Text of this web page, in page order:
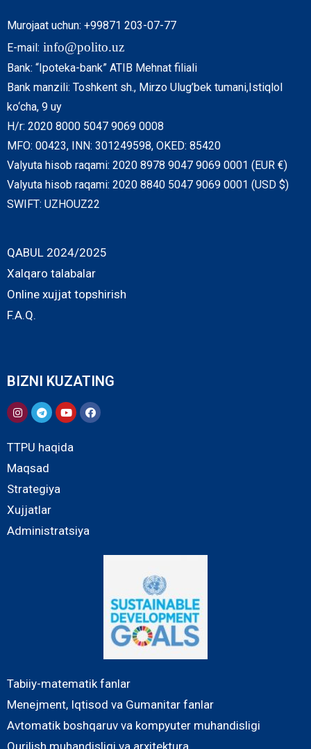
Murojaat uchun: +99871 203-07-77
E-mail: info@polito.uz
Bank: “Ipoteka-bank” ATIB Mehnat filiali
Bank manzili: Toshkent sh., Mirzo Ulug’bek tumani,Istiqlol
ko‘cha, 9 uy
H/r: 2020 8000 5047 9069 0008
MFO: 00423, INN: 301249598, OKED: 85420
Valyuta hisob raqami: 2020 8978 9047 9069 0001 (EUR €)
Valyuta hisob raqami: 2020 8840 5047 9069 0001 (USD $)
SWIFT: UZHOUZ22
QABUL 2024/2025
Xalqaro talabalar
Online xujjat topshirish
F.A.Q.
BIZNI KUZATING
TTPU haqida
Maqsad
Strategiya
Xujjatlar
Administratsiya
Tabiiy-matematik fanlar
Menejment, Iqtisod va Gumanitar fanlar
Avtomatik boshqaruv va kompyuter muhandisligi